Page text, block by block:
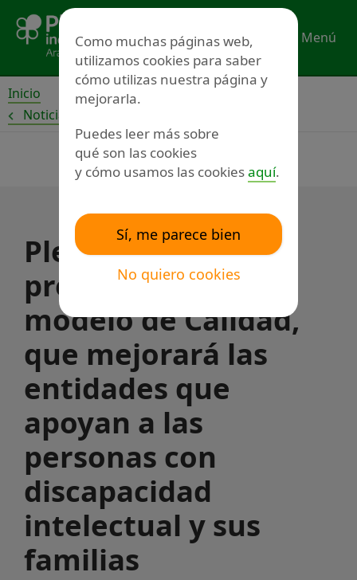
contenido
Menú
Inicio
Noticias
Plena inclusión
presenta su nuevo
modelo de Calidad,
que mejorará las
entidades que
apoyan a las
personas con
discapacidad
intelectual y sus
familias
Como muchas páginas web,
utilizamos cookies para saber
cómo utilizas nuestra página y
mejorarla.
Puedes leer más sobre
qué son las cookies
y cómo usamos las cookiesaquí.
Sí, me parece bien
No quiero cookies